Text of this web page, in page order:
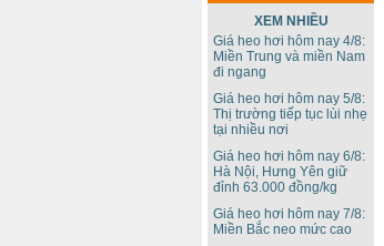
XEM NHIỀU
Giá heo hơi hôm nay 4/8:
Miền Trung và miền Nam
đi ngang
Giá heo hơi hôm nay 5/8:
Thị trường tiếp tục lùi nhẹ
tại nhiều nơi
Giá heo hơi hôm nay 6/8:
Hà Nội, Hưng Yên giữ
đỉnh 63.000 đồng/kg
Giá heo hơi hôm nay 7/8:
Miền Bắc neo mức cao